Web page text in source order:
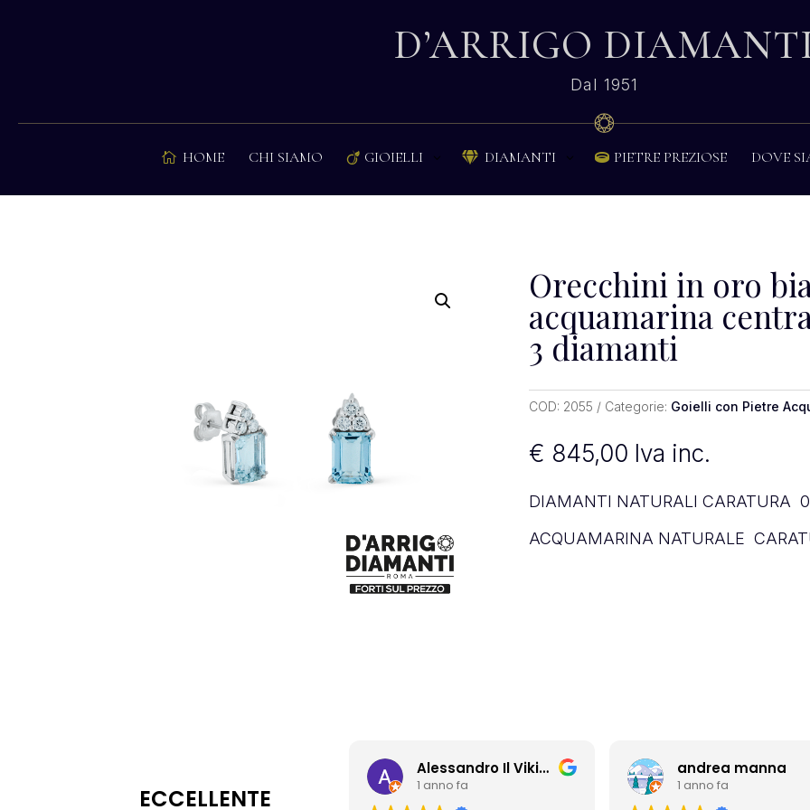
D’ARRIGO
Dal 1951
 HOME CHI SIAMO  GIOIELLI  DIAMANTI  PIETRE PREZIOSE DOVE
Orecchini in oro
acquamarina
3 diamanti
COD: 2055 Categorie: Goielli con Pietre
€ 845,00 Iva inc.
DIAMANTI NATURALI CARATURA
ACQUAMARINA NATURALE
ECCELLENTE
Alessandro Il Vikingo
1 anno fa
andrea manna
1 anno fa